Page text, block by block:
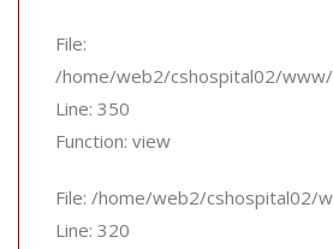
File:
/home/web2/cshospital02/
Line: 350
Function: view
File: /home/web2/cshospital02/
Line: 320